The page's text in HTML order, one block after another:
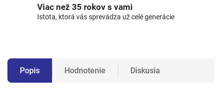
Viac než 35 rokov s vami
Istota, ktorá vás sprevádza už celé generácie
Popis Hodnotenie Diskusia